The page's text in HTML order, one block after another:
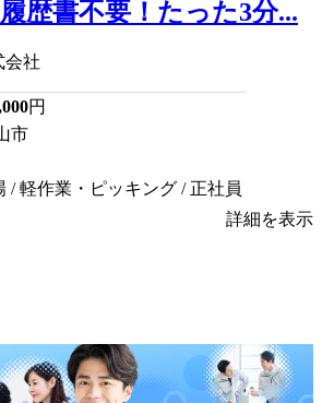
歴書不要！たった3分...
会社
円
市
/ 軽作業・ピッキング / 正社員
詳細を表示